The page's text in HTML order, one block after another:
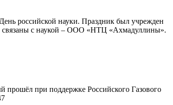
российской науки. Праздник был учрежден
связаны с наукой – ООО «НТЦ «Ахмадуллины».
при поддержке Российского Газового